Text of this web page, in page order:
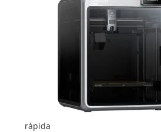
rápida